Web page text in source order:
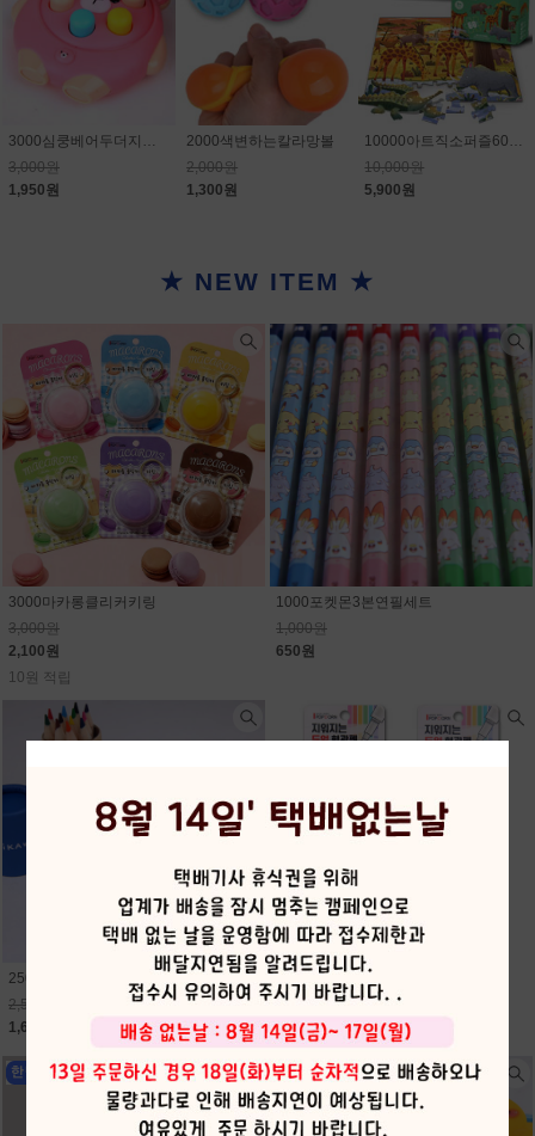
3000심쿵베어두더지게임
3,000원
1,950원
2000색변하는칼라망볼
2,000원
1,300원
10000아트직소퍼즐60PCS
10,000원
5,900원
★ NEW ITEM ★
3000마카롱클리커키링
3,000원
2,100원
10원 적립
1000포켓몬3본연필세트
1,000원
650원
2500먼작귀12색미니원목색연필
2,500원
1,630원
2000지워지는듀얼형광펜
2,000원
1,300원